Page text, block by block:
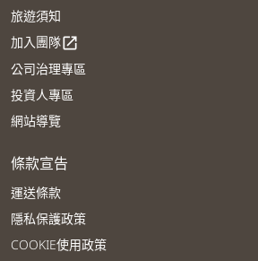
旅遊須知
加入團隊open_in_new
公司治理專區
投資人專區
網站導覽
條款宣告
運送條款
隱私保護政策
COOKIE使用政策